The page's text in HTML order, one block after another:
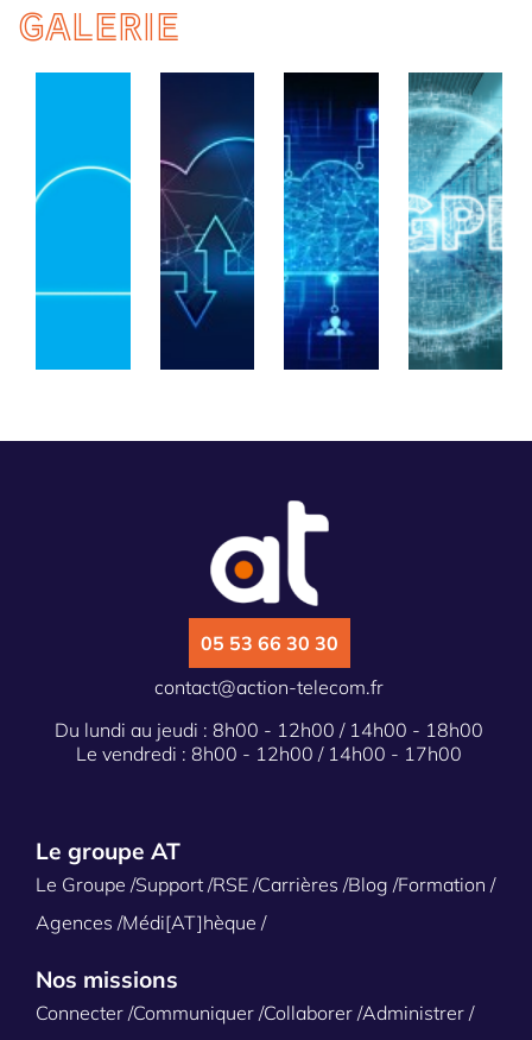
GALERIE
05 53 66 30 30
contact@action-telecom.fr
Du lundi au jeudi : 8h00 - 12h00 / 14h00 - 18h00
Le vendredi : 8h00 - 12h00 / 14h00 - 17h00
Le groupe AT
Le Groupe Support RSE Carrières Blog Formation
Agences Médi[AT]hèque
Nos missions
Connecter Communiquer Collaborer Administrer